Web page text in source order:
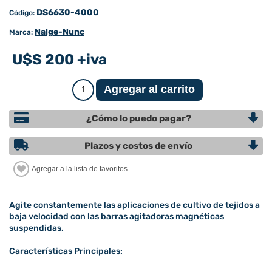
Código: DS6630-4000
Marca: Nalge-Nunc
U$S 200 +iva
¿Cómo lo puedo pagar?
Plazos y costos de envío
Agite constantemente las aplicaciones de cultivo de tejidos a
baja velocidad con las barras agitadoras magnéticas
suspendidas.
Características Principales: